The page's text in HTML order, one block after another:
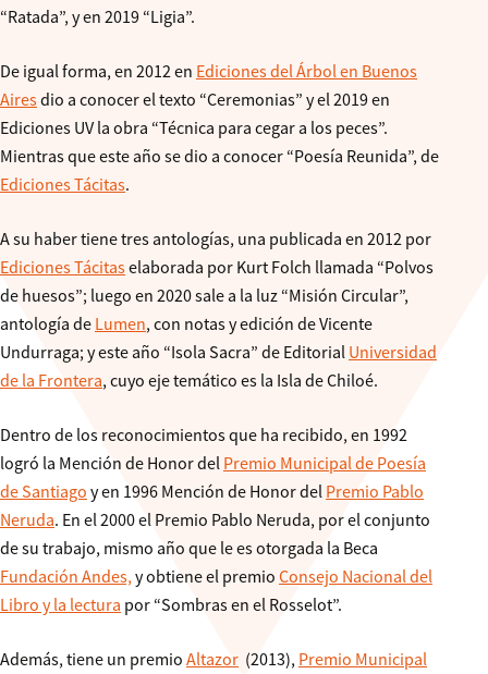
“Ratada”, y en 2019 “Ligia”.
De igual forma, en 2012 en Ediciones del Árbol en Buenos
Airesdio a conocer el texto “Ceremonias” y el 2019 en
Ediciones UV la obra “Técnica para cegar a los peces”.
Mientras que este año se dio a conocer “Poesía Reunida”, de
Ediciones Tácitas.
A su haber tiene tres antologías, una publicada en 2012 por
Ediciones Tácitaselaborada por Kurt Folch llamada “Polvos
de huesos”; luego en 2020 sale a la luz “Misión Circular”,
antología de Lumen, con notas y edición de Vicente
Undurraga; y este año “Isola Sacra” de Editorial Universidad
de la Frontera, cuyo eje temático es la Isla de Chiloé.
Dentro de los reconocimientos que ha recibido, en 1992
logró la Mención de Honor del Premio Municipal de Poesía
de Santiago y en 1996 Mención de Honor del Premio Pablo
Neruda. En el 2000 el Premio Pablo Neruda, por el conjunto
de su trabajo, mismo año que le es otorgada la Beca
Fundación Andes, y obtiene el premio Consejo Nacional del
Libro y la lectura por “Sombras en el Rosselot”.
Además, tiene un premio Altazor (2013), Premio Municipal